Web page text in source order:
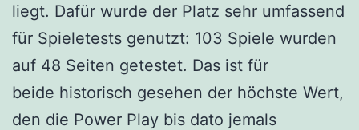
liegt. Dafür wurde der Platz sehr umfassend
für Spieletests genutzt: 103 Spiele wurden
auf 48 Seiten getestet. Das ist für
beide historisch gesehen der höchste Wert,
den die Power Play bis dato jemals